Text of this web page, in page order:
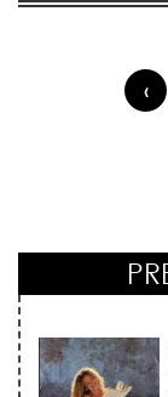
Pages ‹